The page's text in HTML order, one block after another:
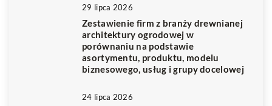
29 lipca 2026
Zestawienie firm z branży drewnianej
architektury ogrodowej w
porównaniu na podstawie
asortymentu, produktu, modelu
biznesowego, usług i grupy docelowej
24 lipca 2026